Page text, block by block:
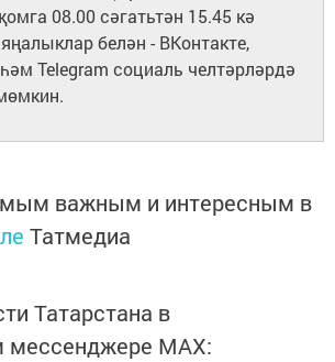
08.00 сәгатьтән 15.45 кә
белән - ВКонтакте,
Telegram социаль челтәрләрдә
важным и интересным в
Татмедиа
Татарстана в
мессенджере MАХ: